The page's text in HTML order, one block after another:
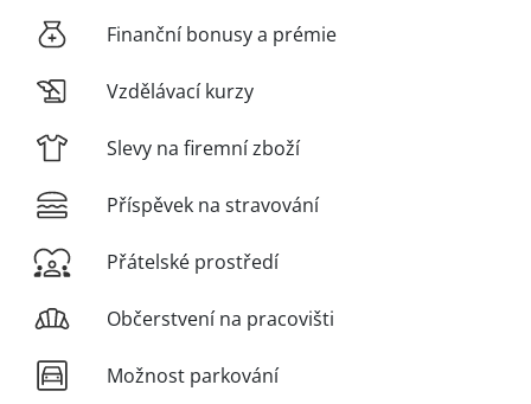
Finanční bonusy a prémie
Vzdělávací kurzy
Slevy na firemní zboží
Příspěvek na stravování
Přátelské prostředí
Občerstvení na pracovišti
Možnost parkování